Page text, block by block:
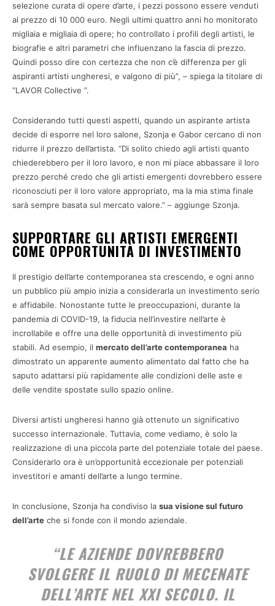
selezione curata di opere d’arte, i pezzi possono essere venduti
al prezzo di 10 000 euro. Negli ultimi quattro anni ho monitorato
migliaia e migliaia di opere; ho controllato i profili degli artisti, le
biografie e altri parametri che influenzano la fascia di prezzo.
Quindi posso dire con certezza che non c’è differenza per gli
aspiranti artisti ungheresi, e valgono di più”, – spiega la titolare di
“LAVOR Collective ”.
Considerando tutti questi aspetti, quando un aspirante artista
decide di esporre nel loro salone, Szonja e Gabor cercano di non
ridurre il prezzo dell’artista. “Di solito chiedo agli artisti quanto
chiederebbero per il loro lavoro, e non mi piace abbassare il loro
prezzo perché credo che gli artisti emergenti dovrebbero essere
riconosciuti per il loro valore appropriato, ma la mia stima finale
sarà sempre basata sul mercato valore.” – aggiunge Szonja.
SUPPORTARE GLI ARTISTI EMERGENTI
COME OPPORTUNITÀ DI INVESTIMENTO
Il prestigio dell’arte contemporanea sta crescendo, e ogni anno
un pubblico più ampio inizia a considerarla un investimento serio
e affidabile. Nonostante tutte le preoccupazioni, durante la
pandemia di COVID-19, la fiducia nell’investire nell’arte è
incrollabile e offre una delle opportunità di investimento più
stabili. Ad esempio, il mercato dell’arte contemporanea ha
dimostrato un apparente aumento alimentato dal fatto che ha
saputo adattarsi più rapidamente alle condizioni delle aste e
delle vendite spostate sullo spazio online.
Diversi artisti ungheresi hanno già ottenuto un significativo
successo internazionale. Tuttavia, come vediamo, è solo la
realizzazione di una piccola parte del potenziale totale del paese.
Considerarlo ora è un’opportunità eccezionale per potenziali
investitori e amanti dell’arte a lungo termine.
In conclusione, Szonja ha condiviso la sua visione sul futuro
dell’arte che si fonde con il mondo aziendale.
“LE AZIENDE DOVREBBERO
SVOLGERE IL RUOLO DIMECENATE
DELL’ARTE NEL XXI SECOLO. IL